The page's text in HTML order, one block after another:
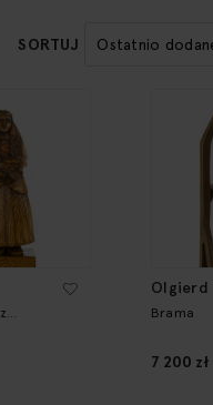
SORTUJ
Olgierd
Brama
7 200 zł